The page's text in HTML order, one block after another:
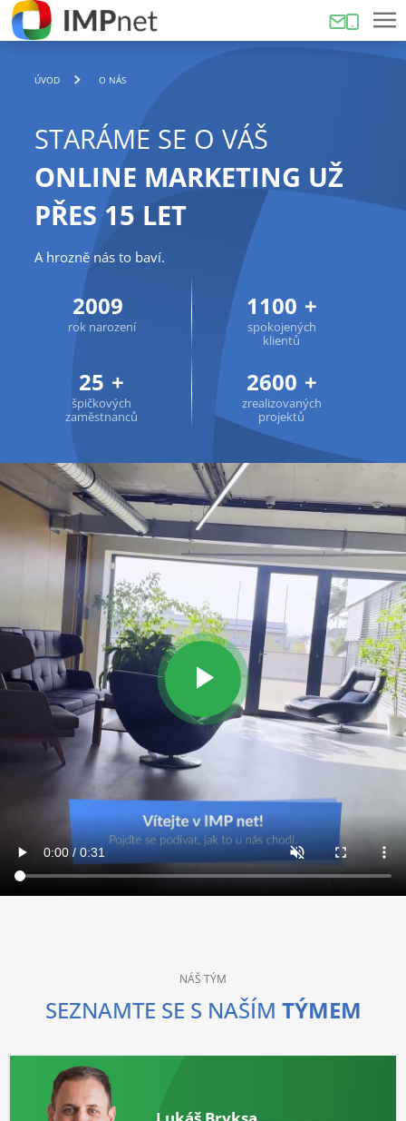
ÚVOD O NÁS
STARÁME SE O VÁŠ
ONLINE MARKETING UŽ
PŘES 15 LET
A hrozně nás to baví.
2009
rok narození
1100 +
spokojených
klientů
25 +
špičkových
zaměstnanců
2600 +
zrealizovaných
projektů
NÁŠ TÝM
SEZNAMTE SE S NAŠÍM TÝMEM